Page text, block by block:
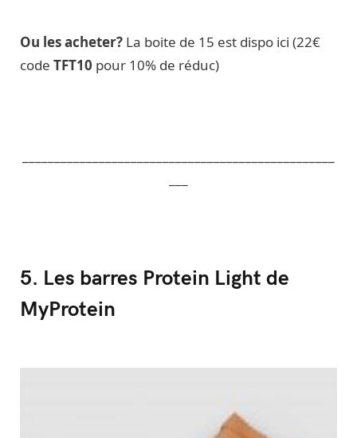
Ou les acheter? La boite de 15 est dispo ici (22€
code TFT10 pour 10% de réduc)
5. Les barres Protein Light de
MyProtein